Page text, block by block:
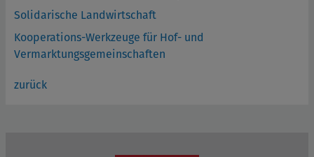
Solidarische Landwirtschaft
Kooperations-Werkzeuge für Hof- und
Vermarktungsgemeinschaften
zurück